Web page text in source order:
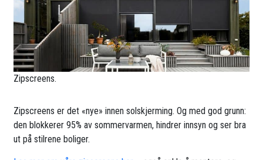
Zipscreens.
Zipscreens er det «nye» innen solskjerming. Og med god grunn:
den blokkerer 95% av sommervarmen, hindrer innsyn og ser bra
ut på stilrene boliger.